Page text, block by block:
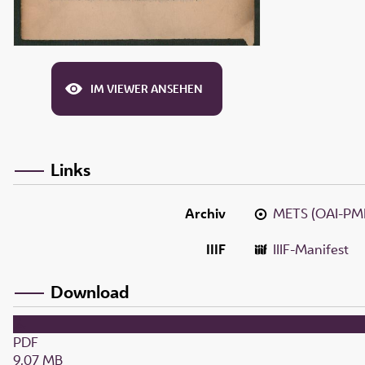
IM VIEWER ANSEHEN
Links
Archiv
METS (OAI-
IIIF
IIIF-Manifest
Download
PDF
9,07 MB